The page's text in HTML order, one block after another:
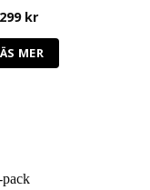
299 kr
MER